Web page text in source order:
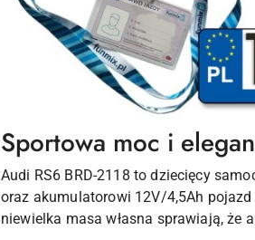
Sportowa moc i
Audi RS6 BRD-2118 to dziecięcy
oraz akumulatorowi 12V/4,5Ah
niewielka masa własna sprawiają, że